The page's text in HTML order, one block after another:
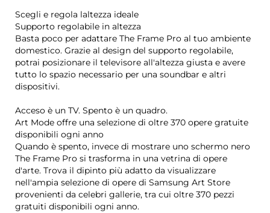
Scegli e regola laltezza ideale
Supporto regolabile in altezza
Basta poco per adattare The Frame Pro al tuo ambiente
domestico. Grazie al design del supporto regolabile,
potrai posizionare il televisore all'altezza giusta e avere
tutto lo spazio necessario per una soundbar e altri
dispositivi.
Acceso è un TV. Spento è un quadro.
Art Mode offre una selezione di oltre 370 opere gratuite
disponibili ogni anno
Quando è spento, invece di mostrare uno schermo nero
The Frame Pro si trasforma in una vetrina di opere
d'arte. Trova il dipinto più adatto da visualizzare
nell'ampia selezione di opere di Samsung Art Store
provenienti da celebri gallerie, tra cui oltre 370 pezzi
gratuiti disponibili ogni anno.